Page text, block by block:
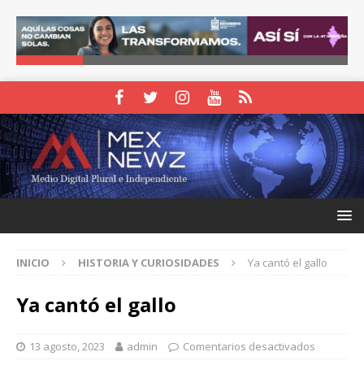
INICIO HISTORIA Y CURIOSIDADES Ya cantó el gallo
Ya cantó el gallo
13 agosto, 2023 admin Comentarios desactivados